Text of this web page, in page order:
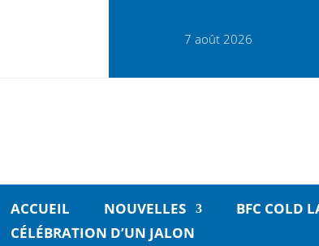
7 août 2026
ACCUEIL NOUVELLES BFC COLD
CÉLÉBRATION D’UN JALON